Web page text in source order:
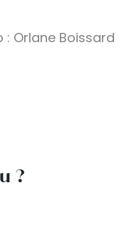
: Orlane Boissard
?